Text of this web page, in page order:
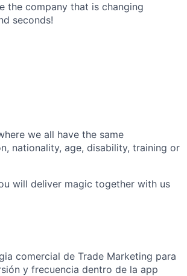
the company that is changing
seconds!
we all have the same
nationality, age, disability, training or
will deliver magic together with us
comercial de Trade Marketing para
y frecuencia dentro de la app